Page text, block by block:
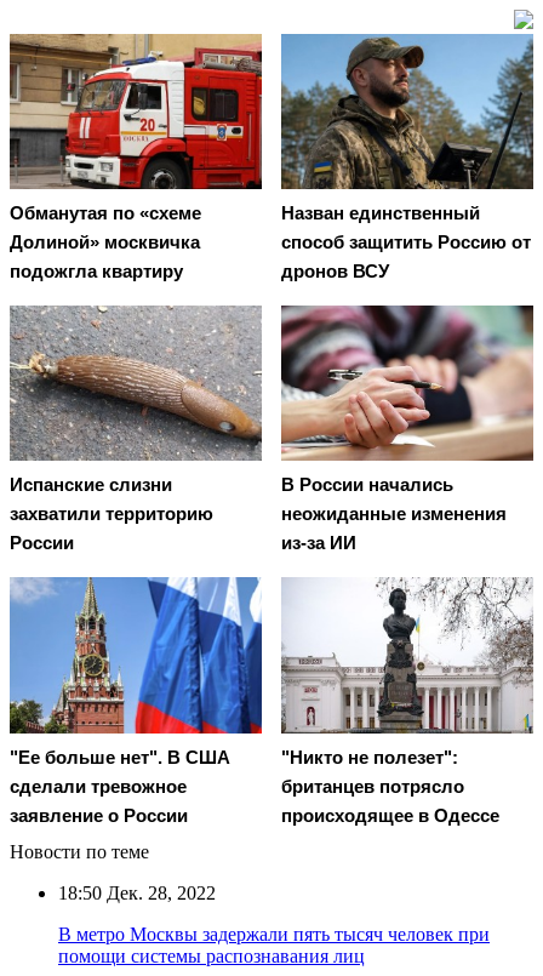
Обманутая по «схеме
Долиной» москвичка
подожгла квартиру
Назван единственный
способ защитить Россию от
дронов ВСУ
Испанские слизни
захватили территорию
России
В России начались
неожиданные изменения
из-за ИИ
"Ее больше нет". В США
сделали тревожное
заявление о России
"Никто не полезет":
британцев потрясло
происходящее в Одессе
Новости по теме
18:50 Дек. 28, 2022
В метро Москвы задержали пять тысяч человек при
помощи системы распознавания лиц